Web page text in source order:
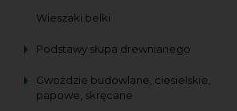
Wieszaki belki
Podstawy słupa drewnianego
Gwoździe budowlane, ciesielskie,
papowe, skręcane